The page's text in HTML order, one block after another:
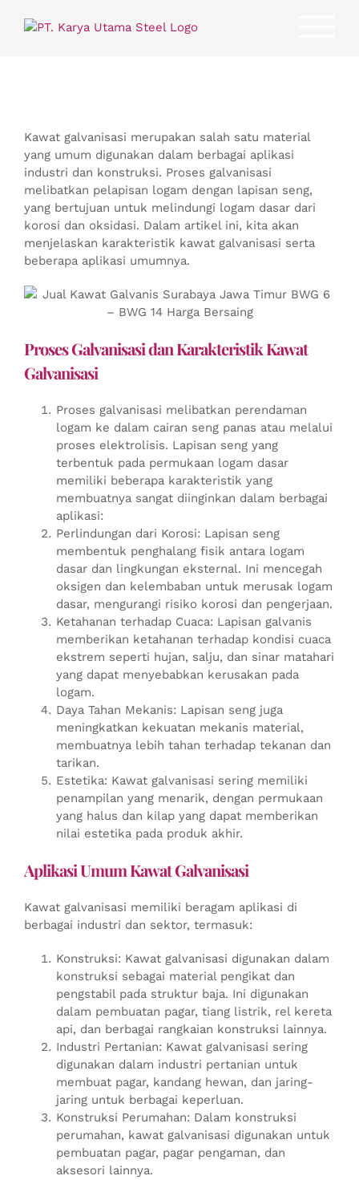
Kawat galvanisasi merupakan salah satu material
yang umum digunakan dalam berbagai aplikasi
industri dan konstruksi. Proses galvanisasi
melibatkan pelapisan logam dengan lapisan seng,
yang bertujuan untuk melindungi logam dasar dari
korosi dan oksidasi. Dalam artikel ini, kita akan
menjelaskan karakteristik kawat galvanisasi serta
beberapa aplikasi umumnya.
Proses Galvanisasi dan Karakteristik Kawat
Galvanisasi
Proses galvanisasi melibatkan perendaman
logam ke dalam cairan seng panas atau melalui
proses elektrolisis. Lapisan seng yang
terbentuk pada permukaan logam dasar
memiliki beberapa karakteristik yang
membuatnya sangat diinginkan dalam berbagai
aplikasi:
Perlindungan dari Korosi: Lapisan seng
membentuk penghalang fisik antara logam
dasar dan lingkungan eksternal. Ini mencegah
oksigen dan kelembaban untuk merusak logam
dasar, mengurangi risiko korosi dan pengerjaan.
Ketahanan terhadap Cuaca: Lapisan galvanis
memberikan ketahanan terhadap kondisi cuaca
ekstrem seperti hujan, salju, dan sinar matahari
yang dapat menyebabkan kerusakan pada
logam.
Daya Tahan Mekanis: Lapisan seng juga
meningkatkan kekuatan mekanis material,
membuatnya lebih tahan terhadap tekanan dan
tarikan.
Estetika: Kawat galvanisasi sering memiliki
penampilan yang menarik, dengan permukaan
yang halus dan kilap yang dapat memberikan
nilai estetika pada produk akhir.
Aplikasi Umum Kawat Galvanisasi
Kawat galvanisasi memiliki beragam aplikasi di
berbagai industri dan sektor, termasuk:
Konstruksi: Kawat galvanisasi digunakan dalam
konstruksi sebagai material pengikat dan
pengstabil pada struktur baja. Ini digunakan
dalam pembuatan pagar, tiang listrik, rel kereta
api, dan berbagai rangkaian konstruksi lainnya.
Industri Pertanian: Kawat galvanisasi sering
digunakan dalam industri pertanian untuk
membuat pagar, kandang hewan, dan jaring-
jaring untuk berbagai keperluan.
Konstruksi Perumahan: Dalam konstruksi
perumahan, kawat galvanisasi digunakan untuk
pembuatan pagar, pagar pengaman, dan
aksesori lainnya.